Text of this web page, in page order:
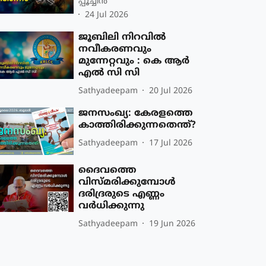
24 Jul 2026
ജൂബിലി നിറവില്‍
നവീകരണവും
മുന്നേറ്റവും : കെ ആർ
എൽ സി സി
Sathyadeepam 20 Jul 2026
ജനസംഖ്യ: കേരളത്തെ
കാത്തിരിക്കുന്നതെന്ത്?
Sathyadeepam 17 Jul 2026
ദൈവത്തെ
വിസ്മരിക്കുമ്പോള്‍
ദരിദ്രരുടെ എണ്ണം
വര്‍ധിക്കുന്നു
Sathyadeepam 19 Jun 2026